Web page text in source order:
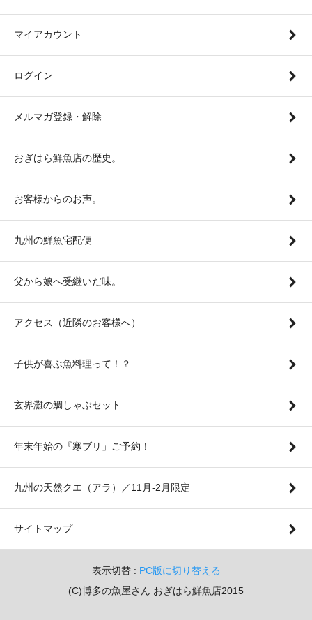
マイアカウント
ログイン
メルマガ登録・解除
おぎはら鮮魚店の歴史。
お客様からのお声。
九州の鮮魚宅配便
父から娘へ受継いだ味。
アクセス（近隣のお客様へ）
子供が喜ぶ魚料理って！？
玄界灘の鯛しゃぶセット
年末年始の『寒ブリ」ご予約！
九州の天然クエ（アラ）／11月-2月限定
サイトマップ
表示切替 : PC版に切り替える
(C)博多の魚屋さん おぎはら鮮魚店2015